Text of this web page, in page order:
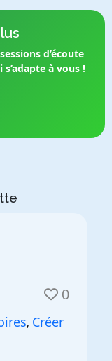
d’écoute
à vous !
0
, Créer